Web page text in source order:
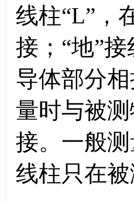
线柱“L”，
接；“地”
导体部分相
量时与被
接。一般测
线柱只在